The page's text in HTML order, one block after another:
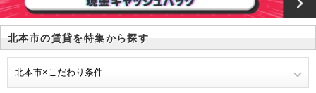
北本市の賃貸を特集から探す
北本市×こだわり条件